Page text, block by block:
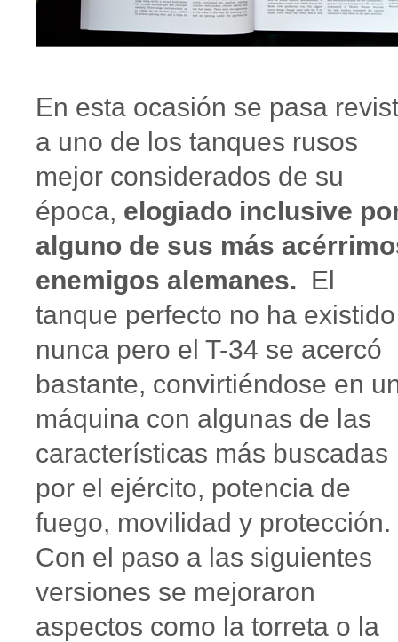
En esta ocasión se pasa
a uno de los tanques rusos
mejor considerados de su
época, elogiado inclusive
alguno de sus más
enemigos alemanes. El
tanque perfecto no ha existido
nunca pero el T-34 se acercó
bastante, convirtiéndose en
máquina con algunas de las
características más buscadas
por el ejército, potencia de
fuego, movilidad y protección.
Con el paso a las siguientes
versiones se mejoraron
aspectos como la torreta o la